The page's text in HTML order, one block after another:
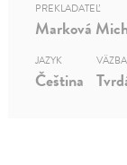
PREKLADATEĽ
Marková
JAZYK
Čeština
VÄZBA